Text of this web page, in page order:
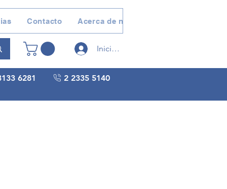
Contacto Acerca de nosotros
Iniciar sesión
2 2335 5140
6281